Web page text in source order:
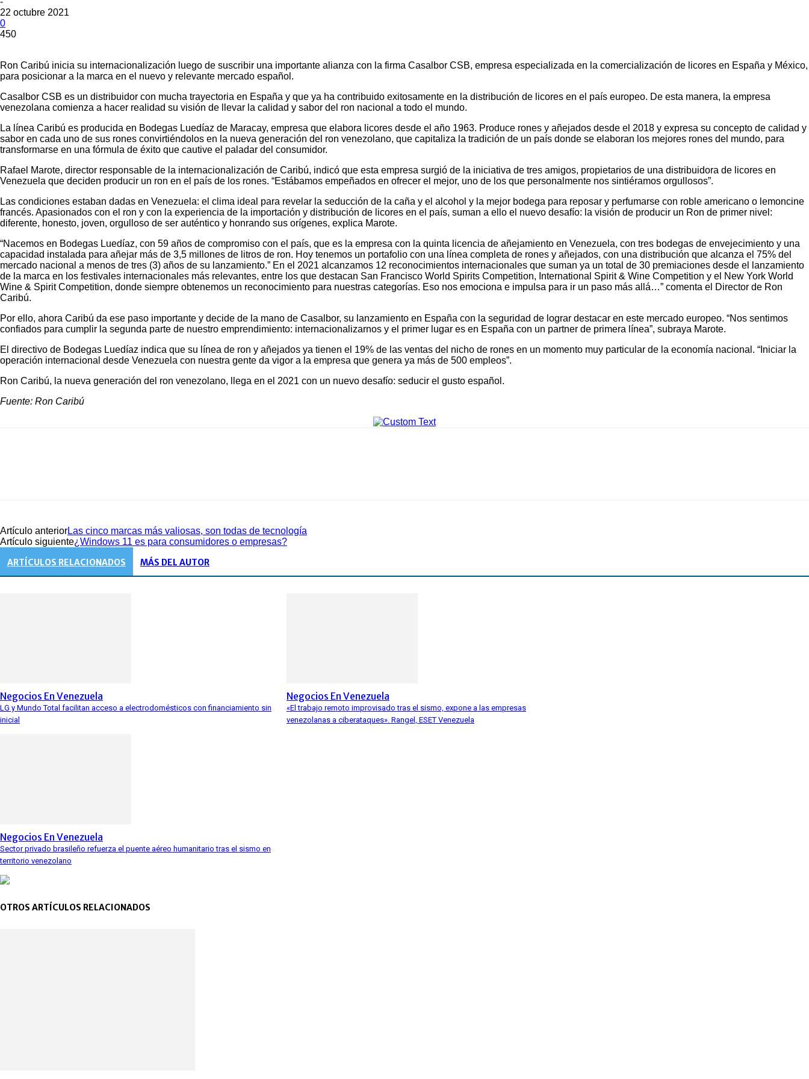
22 octubre 2021
0
450
Ron Caribú inicia su internacionalización luego de suscribir una importante alianza con la firma Casalbor CSB, empresa especializada en la comercialización de licores en España y México,
para posicionar a la marca en el nuevo y relevante mercado español.
Casalbor CSB es un distribuidor con mucha trayectoria en España y que ya ha contribuido exitosamente en la distribución de licores en el país europeo. De esta manera, la empresa
venezolana comienza a hacer realidad su visión de llevar la calidad y sabor del ron nacional a todo el mundo.
La línea Caribú es producida en Bodegas Luedíaz de Maracay, empresa que elabora licores desde el año 1963. Produce rones y añejados desde el 2018 y expresa su concepto de calidad y
sabor en cada uno de sus rones convirtiéndolos en la nueva generación del ron venezolano, que capitaliza la tradición de un país donde se elaboran los mejores rones del mundo, para
transformarse en una fórmula de éxito que cautive el paladar del consumidor.
Rafael Marote, director responsable de la internacionalización de Caribú, indicó que esta empresa surgió de la iniciativa de tres amigos, propietarios de una distribuidora de licores en
Venezuela que deciden producir un ron en el país de los rones. “Estábamos empeñados en ofrecer el mejor, uno de los que personalmente nos sintiéramos orgullosos”.
Las condiciones estaban dadas en Venezuela: el clima ideal para revelar la seducción de la caña y el alcohol y la mejor bodega para reposar y perfumarse con roble americano o lemoncine
francés. Apasionados con el ron y con la experiencia de la importación y distribución de licores en el país, suman a ello el nuevo desafío: la visión de producir un Ron de primer nivel:
diferente, honesto, joven, orgulloso de ser auténtico y honrando sus orígenes, explica Marote.
“Nacemos en Bodegas Luedíaz, con 59 años de compromiso con el país, que es la empresa con la quinta licencia de añejamiento en Venezuela, con tres bodegas de envejecimiento y una
capacidad instalada para añejar más de 3,5 millones de litros de ron. Hoy tenemos un portafolio con una línea completa de rones y añejados, con una distribución que alcanza el 75% del
mercado nacional a menos de tres (3) años de su lanzamiento.” En el 2021 alcanzamos 12 reconocimientos internacionales que suman ya un total de 30 premiaciones desde el lanzamiento
de la marca en los festivales internacionales más relevantes, entre los que destacan San Francisco World Spirits Competition, International Spirit & Wine Competition y el New York World
Wine & Spirit Competition, donde siempre obtenemos un reconocimiento para nuestras categorías. Eso nos emociona e impulsa para ir un paso más allá…” comenta el Director de Ron
Caribú.
Por ello, ahora Caribú da ese paso importante y decide de la mano de Casalbor, su lanzamiento en España con la seguridad de lograr destacar en este mercado europeo. “Nos sentimos
confiados para cumplir la segunda parte de nuestro emprendimiento: internacionalizarnos y el primer lugar es en España con un partner de primera línea”, subraya Marote.
El directivo de Bodegas Luedíaz indica que su línea de ron y añejados ya tienen el 19% de las ventas del nicho de rones en un momento muy particular de la economía nacional. “Iniciar la
operación internacional desde Venezuela con nuestra gente da vigor a la empresa que genera ya más de 500 empleos”.
Ron Caribú, la nueva generación del ron venezolano, llega en el 2021 con un nuevo desafío: seducir el gusto español.
Fuente: Ron Caribú
Artículo anteriorLas cinco marcas más valiosas, son todas de tecnología
Artículo siguiente¿Windows 11 es para consumidores o empresas?
ARTÍCULOS RELACIONADOS MÁS DEL AUTOR
Negocios En Venezuela
LG y Mundo Total facilitan acceso a electrodomésticos con financiamiento sin
inicial
Negocios En Venezuela
«El trabajo remoto improvisado tras el sismo, expone a las empresas
venezolanas a ciberataques». Rangel, ESET Venezuela
Negocios En Venezuela
Sector privado brasileño refuerza el puente aéreo humanitario tras el sismo en
territorio venezolano
OTROS ARTÍCULOS RELACIONADOS